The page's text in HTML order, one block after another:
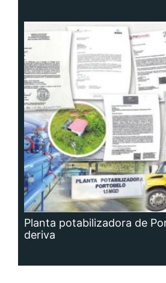
Planta potabilizadora de
deriva